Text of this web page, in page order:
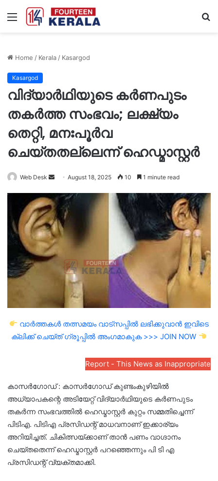
Menu
Home / Kerala/ Kasargod
Kasargod
വിദ്യാർഥിയുടെ കർണപുടം
തകർത്ത സംഭവം; ലക്ഷ്യം
തെറ്റി, മനഃപൂർവ
ചെയ്തതല്ലെന്ന് ഹെഡ്മാസ്റ്റർ
Web Desk
Send
email
August 18, 2025 10 1 minute read
വാർത്തകൾ തത്സമയം വാട്സപ്പിൽ ലഭിക്കുവാൻ ഇവിടെ
ക്ലിക്ക് ചെയ്ത് ഗ്രൂപ്പിൽ അംഗമാകുക >>> JOIN NOW
Report - This News as Inappropriate
കാസർഗോഡ് : കാസർഗോഡ് കുണ്ടംകുഴിയിൽ
അധ്യാപകന്റെ അടിയേറ്റ് വിദ്യാർഥിയുടെ കർണപുടം
തകർന്ന സംഭവത്തിൽ ഹെഡ്മാസ്റ്റർ കുറ്റം സമ്മതിച്ചെന്ന്
പിടിഎ. പിടിഎ പ്രസിഡന്റ് മാധവനാണ് ഇക്കാര്യം
അറിയിച്ചത്. ചികിത്സയ്ക്കാണ് താൻ പണം വാഗ്ദാനം
ചെയ്തതെന്ന് ഹെഡ്മാസ്റ്റർ പറഞ്ഞെന്നും പി ടി എ
പ്രസിഡന്റ് വ്യക്തമാക്കി.